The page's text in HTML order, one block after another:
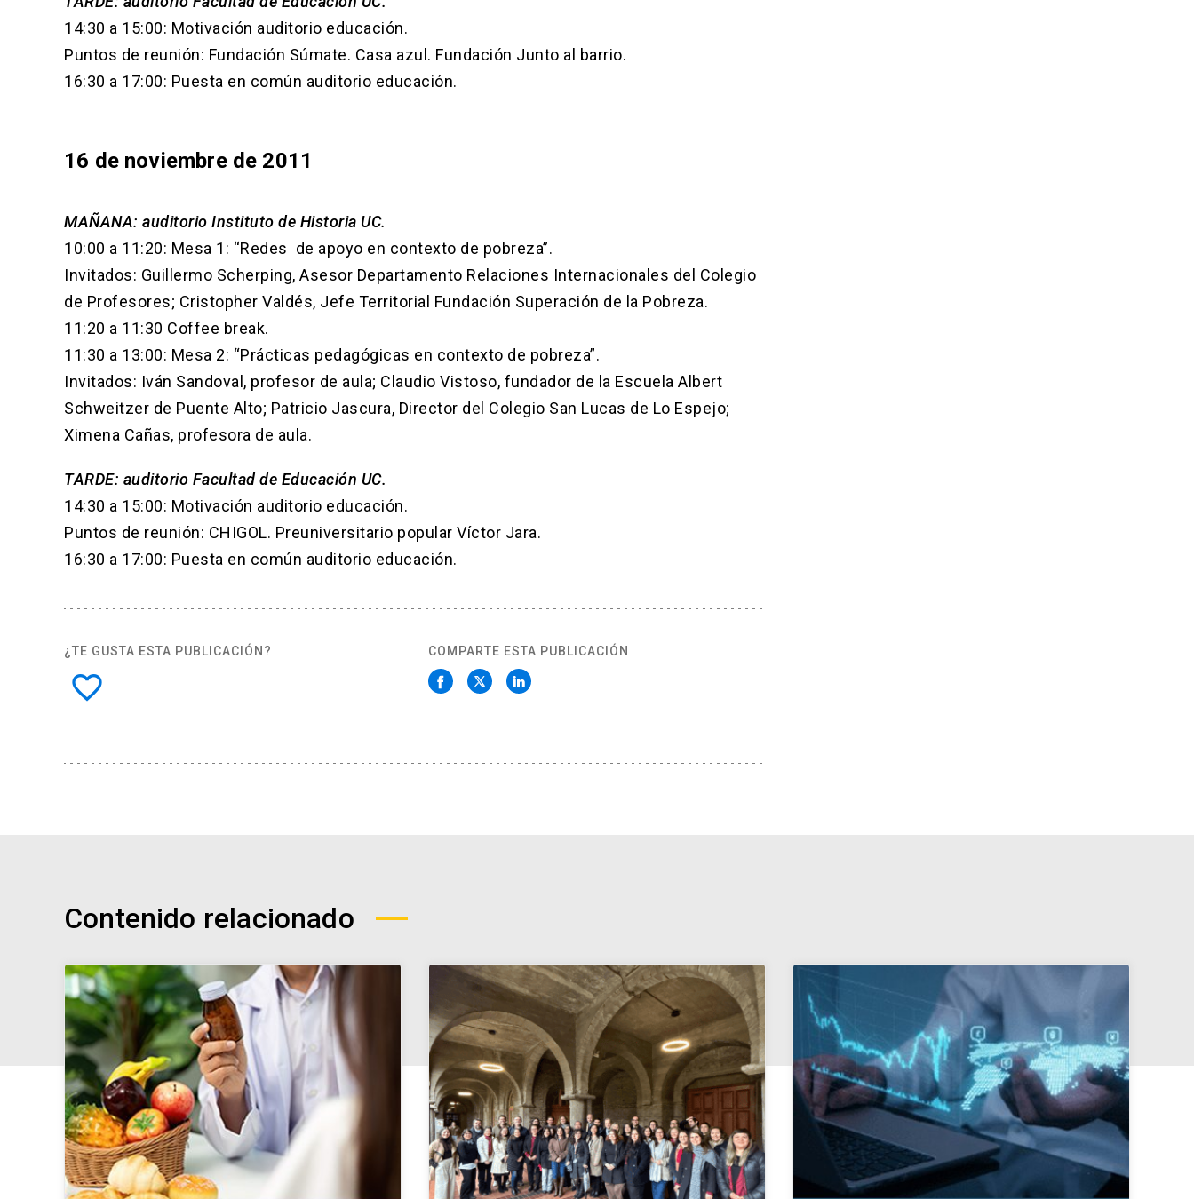
14:30 a 15:00: Motivación auditorio educación.
Puntos de reunión: Fundación Súmate. Casa azul. Fundación Junto al barrio.
16:30 a 17:00: Puesta en común auditorio educación.
16 de noviembre de 2011
MAÑANA: auditorio Instituto de Historia UC.
10:00 a 11:20: Mesa 1: “Redes de apoyo en contexto de pobreza”.
Invitados: Guillermo Scherping, Asesor Departamento Relaciones Internacionales del Colegio
de Profesores; Cristopher Valdés, Jefe Territorial Fundación Superación de la Pobreza.
11:20 a 11:30 Coffee break.
11:30 a 13:00: Mesa 2: “Prácticas pedagógicas en contexto de pobreza”.
Invitados: Iván Sandoval, profesor de aula; Claudio Vistoso, fundador de la Escuela Albert
Schweitzer de Puente Alto; Patricio Jascura, Director del Colegio San Lucas de Lo Espejo;
Ximena Cañas, profesora de aula.
TARDE: auditorio Facultad de Educación UC.
14:30 a 15:00: Motivación auditorio educación.
Puntos de reunión: CHIGOL. Preuniversitario popular Víctor Jara.
16:30 a 17:00: Puesta en común auditorio educación.
¿TE GUSTA ESTA PUBLICACIÓN?
favorite_border
COMPARTE ESTA PUBLICACIÓN
Contenido relacionado